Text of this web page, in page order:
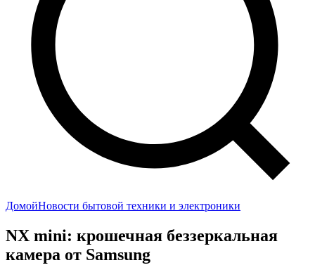
ДомойНовости бытовой техники и электроники
NX mini: крошечная беззеркальная
камера от Samsung